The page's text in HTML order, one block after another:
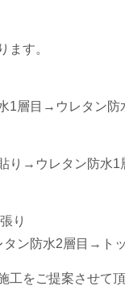
ます。
1層目→ウレタン防
り→ウレタン防水
り
ン防水2層目→ト
工をご提案させて頂